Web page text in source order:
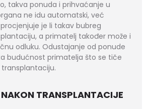
takva ponuda i prihvaćanje u
ne idu automatski, već
je li takav bubreg
a primatelj također može i
odluku. Odustajanje od ponude
budućnost primatelja što se tiče
TRANSPLANTACIJE